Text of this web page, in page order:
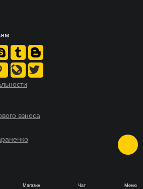
Магазин Чат Меню
взноса